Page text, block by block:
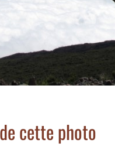
cette photo